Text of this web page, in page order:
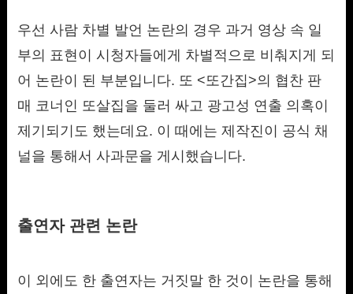
우선 사람 차별 발언 논란의 경우 과거 영상 속 일
부의 표현이 시청자들에게 차별적으로 비춰지게 되
어 논란이 된 부분입니다. 또 <또간집>의 협찬 판
매 코너인 또살집을 둘러 싸고 광고성 연출 의혹이
제기되기도 했는데요. 이 때에는 제작진이 공식 채
널을 통해서 사과문을 게시했습니다.
출연자 관련 논란
이 외에도 한 출연자는 거짓말 한 것이 논란을 통해